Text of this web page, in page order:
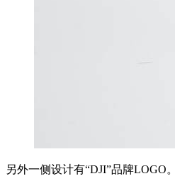
另外一侧设计有“DJI”品牌LOGO。